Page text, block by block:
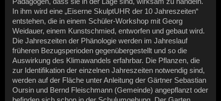
In ihm wird eine „Eiserne SkulptUHR der 10 Jahreszeiten“
entstehen, die in einem Schüler-Workshop mit Georg
Weidauer, einem Kunstschmied, entworfen und gebaut wird.
Die Jahreszeiten der Phänologie werden im Jahreslauf
früheren Bezugsperioden gegenübergestellt und so die
Auswirkung des Klimawandels erfahrbar. Die Pflanzen, die
zur Identifikation der einzelnen Jahreszeiten notwendig sind,
werden auf der Fläche unter Anleitung der Gärtner Sebastian
Oursin und Bernd Fleischmann (Gemeinde) angepflanzt oder